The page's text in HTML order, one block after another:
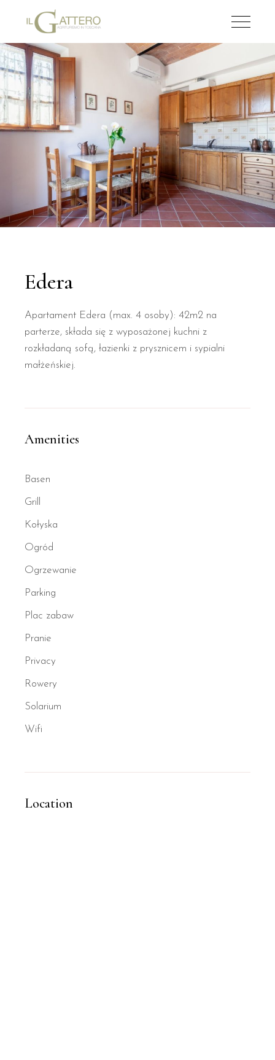
Edera
Apartament Edera (max. 4 osoby): 42m2 na
parterze, składa się z wyposażonej kuchni z
rozkładaną sofą, łazienki z prysznicem i sypialni
małżeńskiej.
Amenities
Basen
Grill
Kołyska
Ogród
Ogrzewanie
Parking
Plac zabaw
Pranie
Privacy
Rowery
Solarium
Wifi
Location